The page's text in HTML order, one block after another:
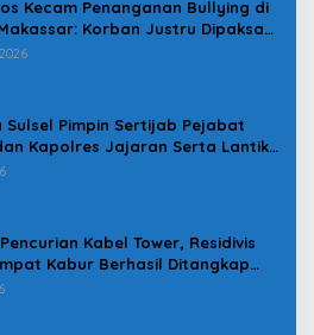
Kecam Penanganan Bullying di
Makassar: Korban Justru Dipaksa
Sulsel Pimpin Sertijab Pejabat
Kapolres Jajaran Serta Lantik
Kapolresta Gowa
Kabel Tower, Residivis
Kabur Berhasil Ditangkap
di Jeneponto